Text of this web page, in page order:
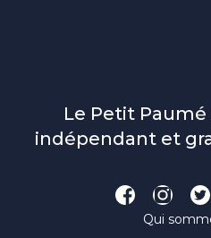
Le Petit
indépendant et
Qui